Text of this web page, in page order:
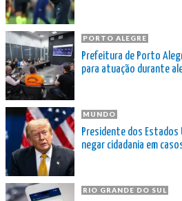
PORTO ALEGRE
Prefeitura de Porto
para atuação durante
MUNDO
Presidente dos Estados
negar cidadania em
RIO GRANDE DO SUL